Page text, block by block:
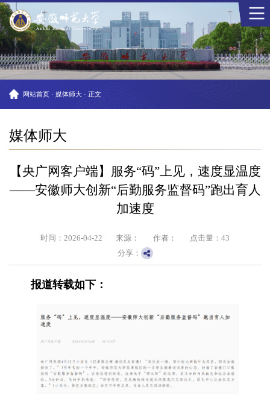
网站首页 · 媒体师大 · 正文
媒体师大
【央广网客户端】服务“码”上见，速度显温度
——安徽师大创新“后勤服务监督码”跑出育人
加速度
时间：2026-04-22 来源： 作者： 点击量：43
分享：
报道转载如下：